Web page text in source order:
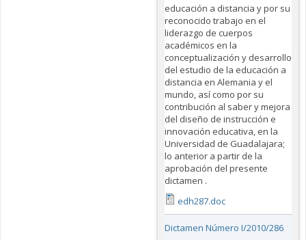
educación a distancia y por su
reconocido trabajo en el
liderazgo de cuerpos
académicos en la
conceptualización y desarrollo
del estudio de la educación a
distancia en Alemania y el
mundo, así como por su
contribución al saber y mejora
del diseño de instrucción e
innovación educativa, en la
Universidad de Guadalajara;
lo anterior a partir de la
aprobación del presente
dictamen .
edh287.doc
Dictamen Número I/2010/286